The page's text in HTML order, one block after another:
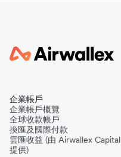
企業帳戶
企業帳戶概覽
全球收款帳戶
換匯及國際付款
雲匯收益 (由 Airwallex Capital
提供)